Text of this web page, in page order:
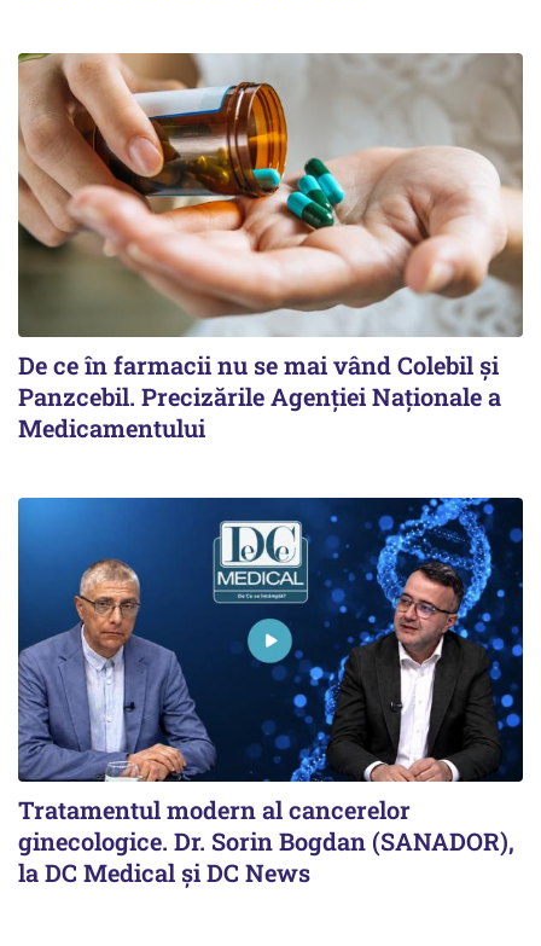
De ce în farmacii nu se mai vând Colebil și
Panzcebil. Precizările Agenției Naționale a
Medicamentului
Tratamentul modern al cancerelor
ginecologice. Dr. Sorin Bogdan (SANADOR),
la DC Medical și DC News